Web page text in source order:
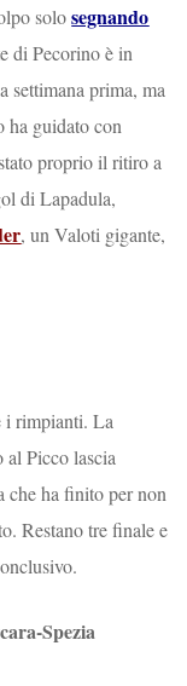
solosegnando
di Pecorino è in
settimana prima, ma
ha guidato con
proprio il ritiro a
di Lapadula,
, un Valoti gigante,
i rimpianti. La
al Picco lascia
che ha finito per non
Restano tre finale e
Spezia